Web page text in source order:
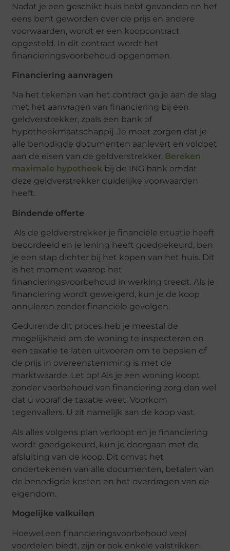
Nadat je een geschikt huis hebt gevonden en het
eens bent geworden over de prijs en andere
voorwaarden, wordt er een koopcontract
opgesteld. In dit contract wordt het
financieringsvoorbehoud opgenomen.
Financiering aanvragen
Na het tekenen van het contract ga je aan de slag
met het aanvragen van financiering bij een
geldverstrekker, zoals een bank of
hypotheekmaatschappij. Je moet zorgen dat je
alle benodigde documenten aanlevert en voldoet
aan de eisen van de geldverstrekker. Bereken
maximale hypotheek bij de ING bank omdat
deze geldverstrekker duidelijke voorwaarden
heeft.
Bindende offerte
Als de geldverstrekker je financiële situatie heeft
beoordeeld en je lening heeft goedgekeurd, ben
je een stap dichter bij het kopen van het huis. Dit
is het moment waarop het
financieringsvoorbehoud in werking treedt. Als je
financiering wordt geweigerd, kun je de koop
annuleren zonder financiële gevolgen.
Gedurende dit proces heb je meestal de
mogelijkheid om de woning te inspecteren en
een taxatie te laten uitvoeren om te bepalen of
de prijs in overeenstemming is met de
marktwaarde. Let op! Als je een woning koopt
zonder voorbehoud van financiering zorg dan wel
dat u vooraf de taxatie weet. Voorkom
tegenvallers. U zit namelijk aan de koop vast.
Als alles volgens plan verloopt en je financiering
wordt goedgekeurd, kun je doorgaan met de
afsluiting van de koop. Dit omvat het
ondertekenen van alle documenten, betalen van
de benodigde kosten en het overdragen van de
eigendom.
Mogelijke valkuilen
Hoewel een financieringsvoorbehoud veel
voordelen biedt, zijn er ook enkele valstrikken